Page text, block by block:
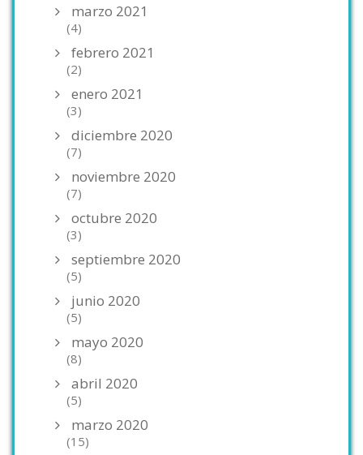
marzo 2021
(4)
febrero 2021
(2)
enero 2021
(3)
diciembre 2020
(7)
noviembre 2020
(7)
octubre 2020
(3)
septiembre 2020
(5)
junio 2020
(5)
mayo 2020
(8)
abril 2020
(5)
marzo 2020
(15)